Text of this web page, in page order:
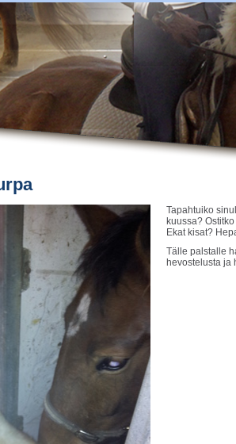
Tapahtuiko
kuussa?
Ekat kisat?
Tälle palstalle
hevostelusta ja